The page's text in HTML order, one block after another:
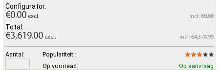
Configurator:
€0.00 excl. incl: €0.00
Total:
€3,619.00 excl. incl: €4,378.99
Aantal:
Populariteit :
Op voorraad:
Op aanvraag